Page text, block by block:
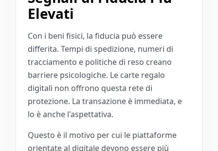
Elevati
Con i beni fisici, la fiducia può essere
differita. Tempi di spedizione, numeri di
tracciamento e politiche di reso creano
barriere psicologiche. Le carte regalo
digitali non offrono questa rete di
protezione. La transazione è immediata, e
lo è anche l'aspettativa.
Questo è il motivo per cui le piattaforme
orientate al digitale devono essere più